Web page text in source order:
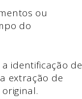
ou
do
identificação de
extração de